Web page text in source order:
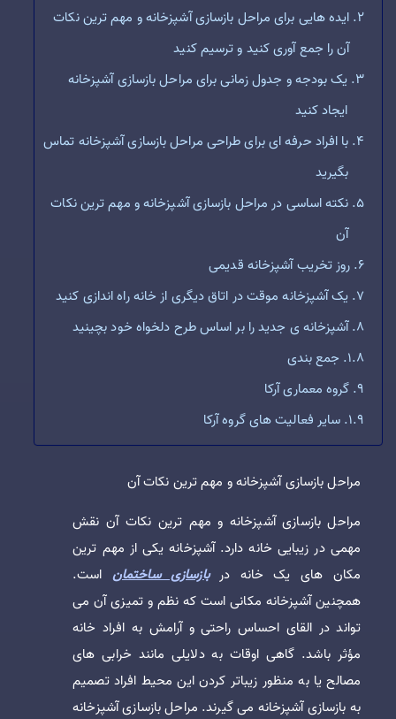
ایده هایی برای مراحل بازسازی آشپزخانه و مهم ترین نکات
آن را جمع آوری کنید و ترسیم کنید
یک بودجه و جدول زمانی برای مراحل بازسازی آشپزخانه
ایجاد کنید
با افراد حرفه ای برای طراحی مراحل بازسازی آشپزخانه تماس
بگیرید
نکته اساسی در مراحل بازسازی آشپزخانه و مهم ترین نکات
آن
روز تخریب آشپزخانه قدیمی
یک آشپزخانه موقت در اتاق دیگری از خانه راه اندازی کنید
آشپزخانه ی جدید را بر اساس طرح دلخواه خود بچینید
جمع بندی
گروه معماری آرکا
سایر فعالیت های گروه آرکا
مراحل بازسازی آشپزخانه و مهم ‌ترین نکات آن
مراحل بازسازی آشپزخانه و مهم ‌ترین نکات آن نقش
مهمی در زیبایی خانه دارد. آشپزخانه یکی از مهم ترین
مکان های یک خانه دربازسازی ساختمان است.
همچنین آشپزخانه مکانی است که نظم و تمیزی آن می
تواند در القای احساس راحتی و آرامش به افراد خانه
مؤثر باشد. گاهی اوقات به دلایلی مانند خرابی های
مصالح یا به منظور زیباتر کردن این محیط افراد تصمیم
به بازسازی آشپزخانه می گیرند. مراحل بازسازی آشپزخانه